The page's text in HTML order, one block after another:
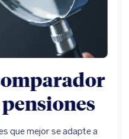
que mejor se adapte a